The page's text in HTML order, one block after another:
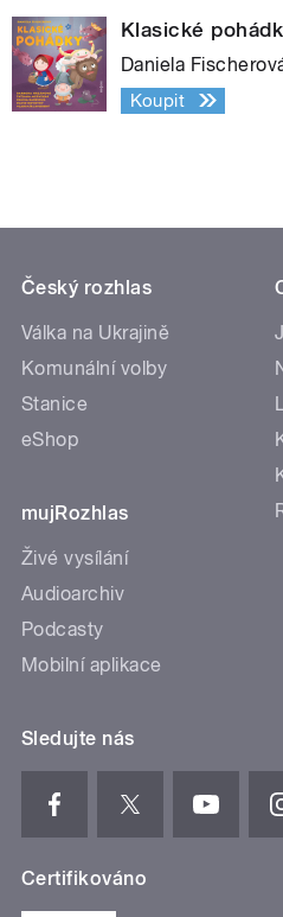
Klasické
Daniela
Koupit
Český rozhlas
Válka na Ukrajině
Komunální volby
Stanice
eShop
mujRozhlas
Živé vysílání
Audioarchiv
Podcasty
Mobilní aplikace
Sledujte nás
Certifikováno